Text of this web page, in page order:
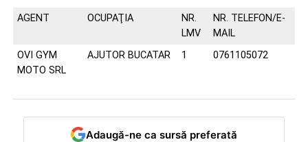
AGENT OCUPAŢIA
NR.
LMV
NR. TELEFON/E-
MAIL
OVI GYM
MOTO SRL
AJUTOR BUCATAR 1 0761105072
Adaugă-ne ca sursă preferată